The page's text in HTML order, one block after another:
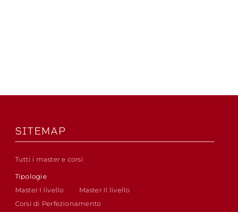
SITEMAP
Tutti i master e corsi
Tipologie
Master I livello
Master II livello
Corsi di Perfezionamento